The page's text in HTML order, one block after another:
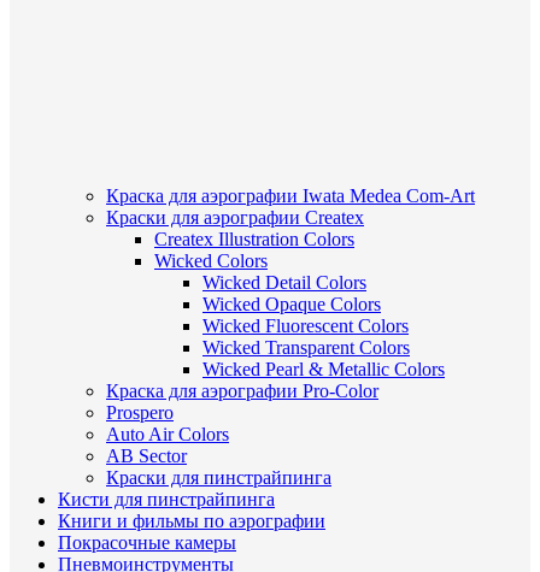
Краска для аэрографии Iwata Medea Com-Art
Краски для аэрографии Createx
Createx Illustration Colors
Wicked Colors
Wicked Detail Colors
Wicked Opaque Colors
Wicked Fluorescent Colors
Wicked Transparent Colors
Wicked Pearl & Metallic Colors
Краска для аэрографии Pro-Color
Prospero
Auto Air Colors
AB Sector
Краски для пинстрайпинга
Кисти для пинстрайпинга
Книги и фильмы по аэрографии
Покрасочные камеры
Пневмоинструменты